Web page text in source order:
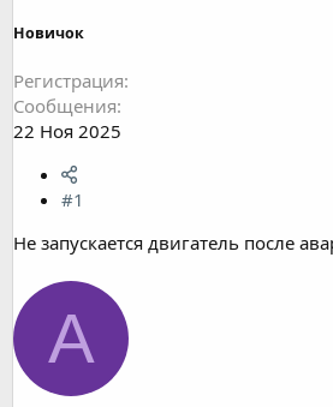
Новичок
Регистрация
Сообщения
22 Ноя 2025
#1
Не запускается двигатель после
A